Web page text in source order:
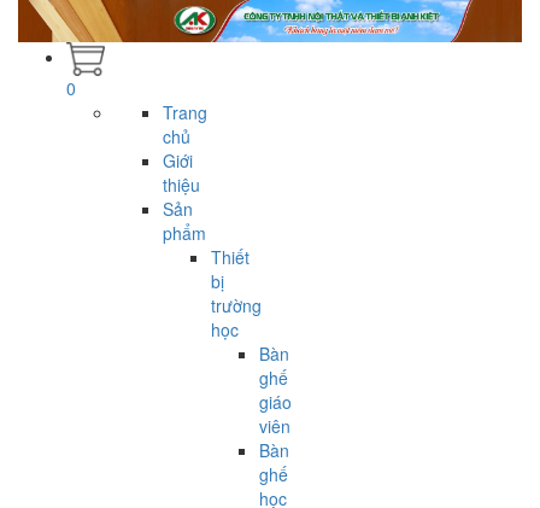
0
Trang
chủ
Giới
thiệu
Sản
phẩm
Thiết
bị
trường
học
Bàn
ghế
giáo
viên
Bàn
ghế
học